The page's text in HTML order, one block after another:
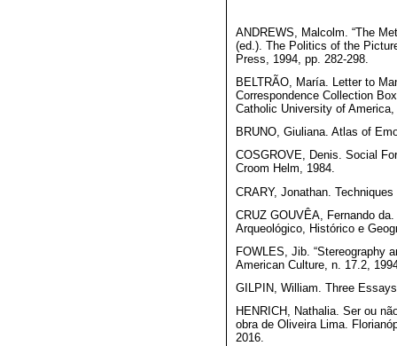
ANDREWS, Malcolm. “The
(ed.). The Politics of the
Press, 1994, pp. 282-298.
BELTRÃO, María. Letter to
Correspondence Collection
Catholic University of
BRUNO, Giuliana. Atlas of
COSGROVE, Denis. Social
Croom Helm, 1984.
CRARY, Jonathan.
CRUZ GOUVÊA, Fernando
Arqueológico, Histórico e
FOWLES, Jib. “Stereography
American Culture, n. 17.2,
GILPIN, William. Three
HENRICH, Nathalia. Ser ou
obra de Oliveira Lima.
2016.